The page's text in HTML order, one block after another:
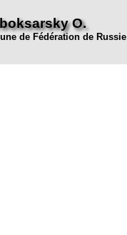
O.
de Fédération de Russie